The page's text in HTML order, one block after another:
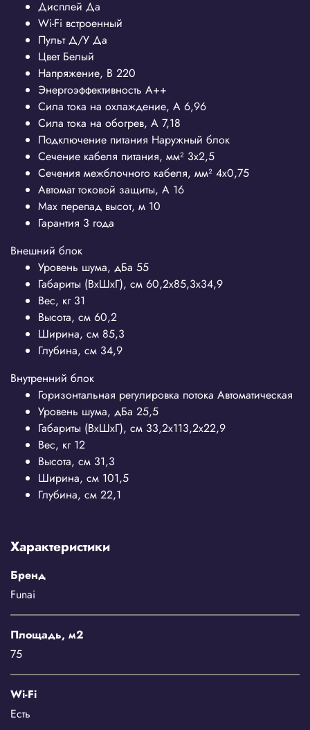
Дисплей Да
Wi-Fi встроенный
Пульт Д/У Да
Цвет Белый
Напряжение, В 220
Энергоэффективность A++
Сила тока на охлаждение, А 6,96
Сила тока на обогрев, А 7,18
Подключение питания Наружный блок
Сечение кабеля питания, мм² 3x2,5
Сечения межблочного кабеля, мм² 4x0,75
Автомат токовой защиты, А 16
Max перепад высот, м 10
Гарантия 3 года
Внешний блок
Уровень шума, дБа 55
Габариты (ВхШхГ), см 60,2x85,3x34,9
Вес, кг 31
Высота, см 60,2
Ширина, см 85,3
Глубина, см 34,9
Внутренний блок
Горизонтальная регулировка потока Автоматическая
Уровень шума, дБа 25,5
Габариты (ВхШхГ), см 33,2x113,2x22,9
Вес, кг 12
Высота, см 31,3
Ширина, см 101,5
Глубина, см 22,1
Характеристики
Бренд
Funai
Площадь, м2
75
Wi-Fi
Есть